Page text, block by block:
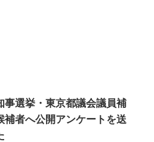
事選挙・東京都議会議員補
補者へ公開アンケートを送